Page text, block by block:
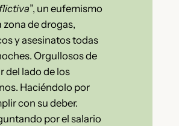
”, un eufemismo
zona de drogas,
y asesinatos todas
Orgullosos de
del lado de los
Haciéndolo por
con su deber.
por el salario